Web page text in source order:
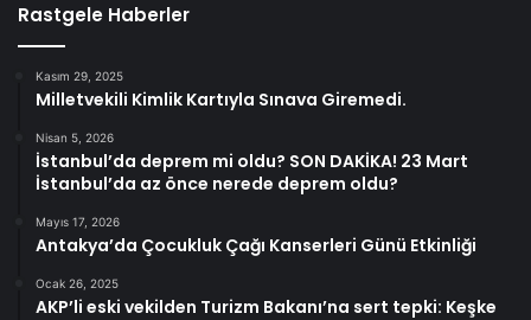
Rastgele Haberler
Kasım 29, 2025
Milletvekili Kimlik Kartıyla Sınava Giremedi.
Nisan 5, 2026
İstanbul’da deprem mi oldu? SON DAKİKA! 23 Mart
İstanbul’da az önce nerede deprem oldu?
Mayıs 17, 2026
Antakya’da Çocukluk Çağı Kanserleri Günü Etkinliği
Ocak 26, 2025
AKP’li eski vekilden Turizm Bakanı’na sert tepki: Keşke